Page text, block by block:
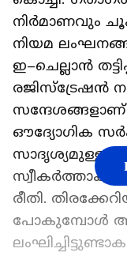
നിർമാണവും
നിയമ
ഇ–ചെല്ലാൻ
രജിസ്ട്രേഷൻ
സന്ദേശങ്ങളാണ്
ഔദ്യോഗിക
സാദൃശ്യമുള്ള
രീതി.
പോകുമ്പോൾ